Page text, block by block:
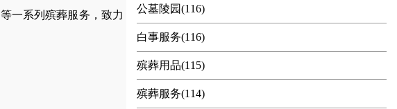
等一系列殡葬服务， 致力
公墓陵园(116)
白事服务(116)
殡葬用品(115)
殡葬服务(114)